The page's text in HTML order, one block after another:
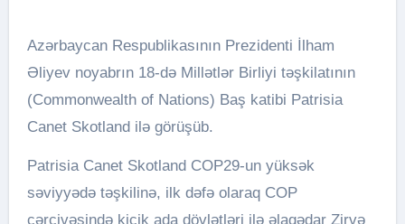
Azərbaycan Respublikasının Prezidenti İlham
Əliyev noyabrın 18-də Millətlər Birliyi təşkilatının
(Commonwealth of Nations) Baş katibi Patrisia
Canet Skotland ilə görüşüb.
Patrisia Canet Skotland COP29-un yüksək
səviyyədə təşkilinə, ilk dəfə olaraq COP
çərçivəsində kiçik ada dövlətləri ilə əlaqədar Zirvə